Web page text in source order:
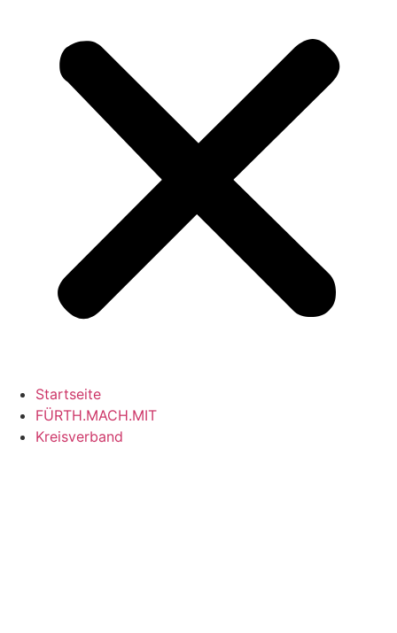
Startseite
FÜRTH.MACH.MIT
Kreisverband